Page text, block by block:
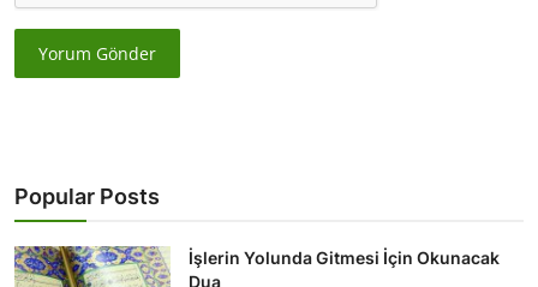
Yorum Gönder
Popular Posts
İşlerin Yolunda Gitmesi İçin Okunacak
Dua